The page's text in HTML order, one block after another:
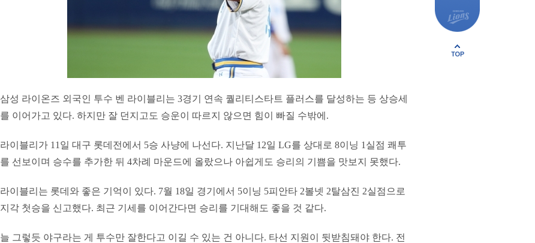
삼성 라이온즈 외국인 투수 벤 라이블리는 3경기 연속 퀄리티스타트 플러스를 달성하는 등 상승세
를 이어가고 있다. 하지만 잘 던지고도 승운이 따르지 않으면 힘이 빠질 수밖에.
라이블리가 11일 대구 롯데전에서 5승 사냥에 나선다. 지난달 12일 LG를 상대로 8이닝 1실점 쾌투
를 선보이며 승수를 추가한 뒤 4차례 마운드에 올랐으나 아쉽게도 승리의 기쁨을 맛보지 못했다.
라이블리는 롯데와 좋은 기억이 있다. 7월 18일 경기에서 5이닝 5피안타 2볼넷 2탈삼진 2실점으로
지각 첫승을 신고했다. 최근 기세를 이어간다면 승리를 기대해도 좋을 것 같다.
늘 그렇듯 야구라는 게 투수만 잘한다고 이길 수 있는 건 아니다. 타선 지원이 뒷받침돼야 한다. 전